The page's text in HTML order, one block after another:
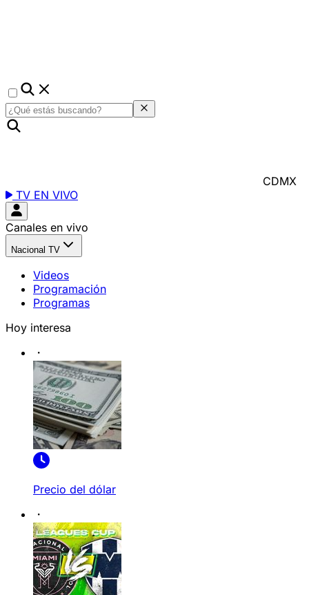
CDMX
TV EN VIVO
Canales en vivo
Nacional TV
Videos
Programación
Programas
Hoy interesa
Precio del dólar